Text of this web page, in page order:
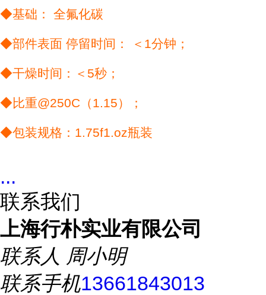
◆基础： 全氟化碳
◆部件表面 停留时间： ＜1分钟；
◆干燥时间：＜5秒；
◆比重@250C（1.15）；
◆包装规格：1.75f1.oz瓶装
...
联系我们
上海行朴实业有限公司
联系人 周小明
联系手机13661843013